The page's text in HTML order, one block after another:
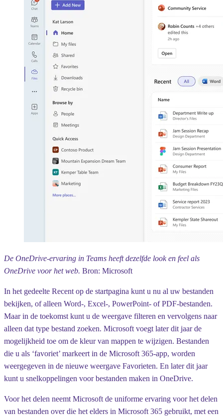
De OneDrive-ervaring in Teams heeft dezelfde look en feel als
OneDrive voor het web. Bron: Microsoft
In het gedeelte Recent op de startpagina kunt u nu al uw bestanden
bekijken, of alleen Word-, Excel-, PowerPoint- of PDF-bestanden.
Maar in de toekomst kunt u de weergave filteren en vervolgens naar
alleen dat type bestand zoeken. Microsoft voegt later dit jaar de
mogelijkheid toe om de kleur van mappen te wijzigen. Bestanden
die u als ‘favoriet’ markeert in de Microsoft 365-app, worden
weergegeven in de nieuwe weergave Favorieten. En later dit jaar
kunt u snelkoppelingen voor bestanden maken in OneDrive.
Voor het delen neemt Microsoft de uniforme ervaring voor het delen
van bestanden over die het elders in Microsoft 365 gebruikt, met een